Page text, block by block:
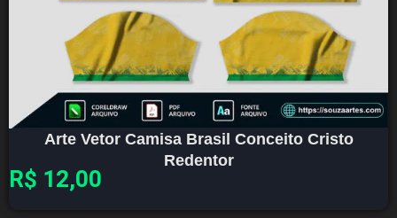
Arte Vetor Camisa Brasil Conceito Cristo
Redentor
R$ 12,00